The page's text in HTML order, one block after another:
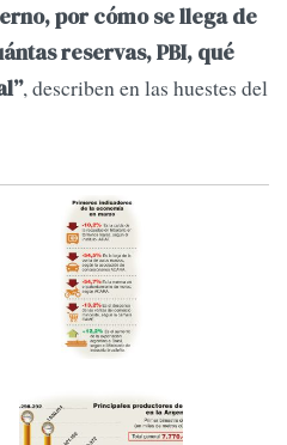
por cómo se llega de
reservas, PBI, qué
, describen en las huestes del